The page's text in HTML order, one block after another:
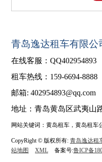
青岛逸达租车有限公
在线客服：QQ402954893
租车热线：159-6694-8888
邮箱: 402954893@qq.com
地址：青岛黄岛区武夷山
网站关键词：黄岛租车，黄岛租
CopyRight © 版权所有: 青岛逸达租
站地图
XML 备案号:鲁ICP备